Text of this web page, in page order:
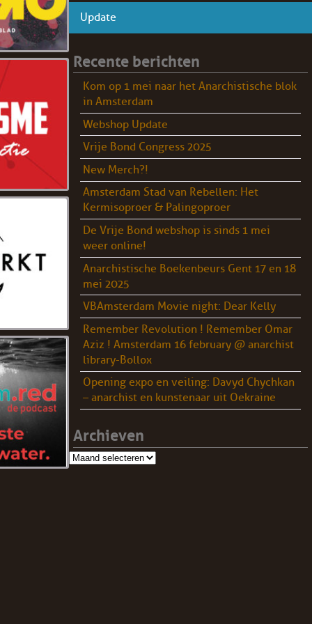
Update
Recente berichten
Kom op 1 mei naar het Anarchistische blok
in Amsterdam
Webshop Update
Vrije Bond Congress 2025
New Merch?!
Amsterdam Stad van Rebellen: Het
Kermisoproer & Palingoproer
De Vrije Bond webshop is sinds 1 mei
weer online!
Anarchistische Boekenbeurs Gent 17 en 18
mei 2025
VBAmsterdam Movie night: Dear Kelly
Remember Revolution ! Remember Omar
Aziz ! Amsterdam 16 february @ anarchist
library-Bollox
Opening expo en veiling: Davyd Chychkan
– anarchist en kunstenaar uit Oekraine
Archieven
Archieven